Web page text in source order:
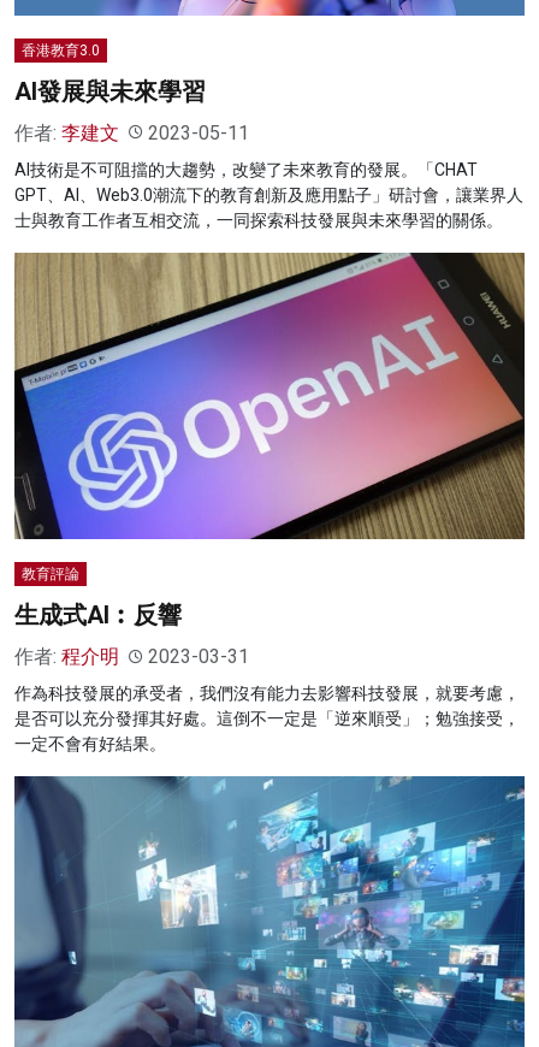
香港教育3.0
AI發展與未來學習
作者: 李建文 2023-05-11
AI技術是不可阻擋的大趨勢，改變了未來教育的發展。「CHAT
GPT、AI、Web3.0潮流下的教育創新及應用點子」研討會，讓業界人
士與教育工作者互相交流，一同探索科技發展與未來學習的關係。
教育評論
生成式AI︰反響
作者: 程介明 2023-03-31
作為科技發展的承受者，我們沒有能力去影響科技發展，就要考慮，
是否可以充分發揮其好處。這倒不一定是「逆來順受」；勉強接受，
一定不會有好結果。